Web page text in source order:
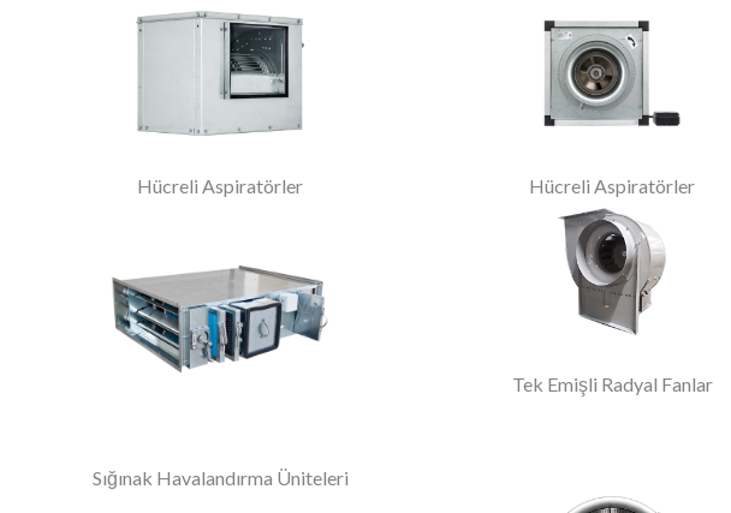
Hücreli Aspiratörler Hücreli Aspiratörler
Sığınak Havalandırma Üniteleri
Tek Emişli Radyal Fanlar